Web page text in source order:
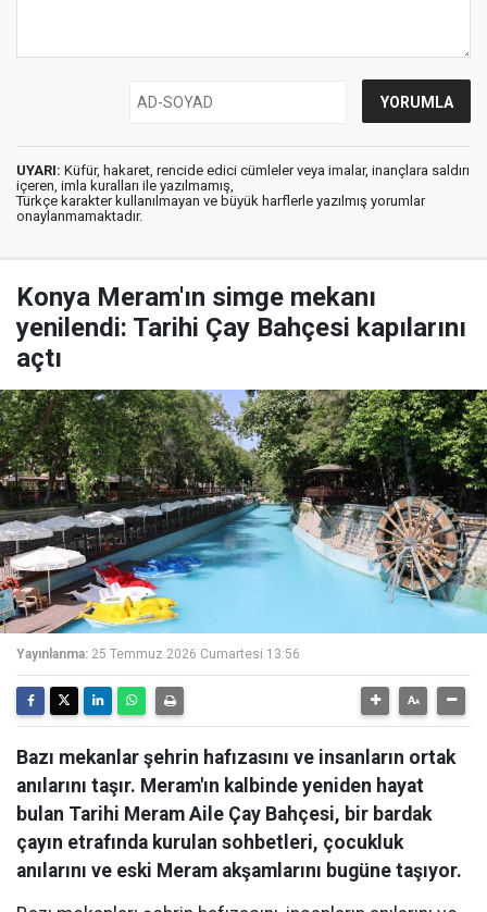
UYARI: Küfür, hakaret, rencide edici cümleler veya imalar, inançlara saldırı
içeren, imla kuralları ile yazılmamış,
Türkçe karakter kullanılmayan ve büyük harflerle yazılmış yorumlar
onaylanmamaktadır.
Konya Meram'ın simge mekanı
yenilendi: Tarihi Çay Bahçesi kapılarını
açtı
Yayınlanma: 25 Temmuz 2026 Cumartesi 13:56
Bazı mekanlar şehrin hafızasını ve insanların ortak
anılarını taşır. Meram'ın kalbinde yeniden hayat
bulan Tarihi Meram Aile Çay Bahçesi, bir bardak
çayın etrafında kurulan sohbetleri, çocukluk
anılarını ve eski Meram akşamlarını bugüne taşıyor.